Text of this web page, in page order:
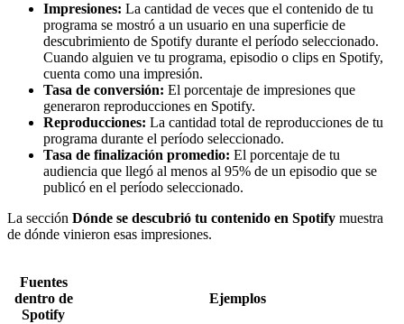
Impresiones: La cantidad de veces que el contenido de tu
programa se mostró a un usuario en una superficie de
descubrimiento de Spotify durante el período seleccionado.
Cuando alguien ve tu programa, episodio o clips en Spotify,
cuenta como una impresión.
Tasa de conversión: El porcentaje de impresiones que
generaron reproducciones en Spotify.
Reproducciones: La cantidad total de reproducciones de tu
programa durante el período seleccionado.
Tasa de finalización promedio: El porcentaje de tu
audiencia que llegó al menos al 95% de un episodio que se
publicó en el período seleccionado.
La sección Dónde se descubrió tu contenido en Spotify muestra
de dónde vinieron esas impresiones.
Fuentes
dentro de
Spotify
Ejemplos